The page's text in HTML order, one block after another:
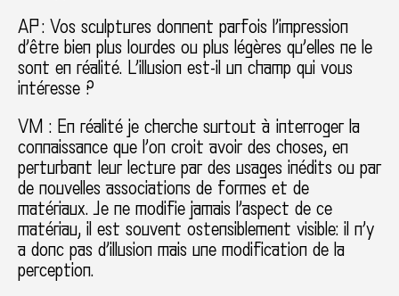
AP : Vos sculptures donnent parfois l’impression
d’être bien plus lourdes ou plus légères qu’elles ne le
sont en réalité. L’illusion est-il un champ qui vous
intéresse ?
VM : En réalité je cherche surtout à interroger la
connaissance que l’on croit avoir des choses, en
perturbant leur lecture par des usages inédits ou par
de nouvelles associations de formes et de
matériaux. Je ne modifie jamais l’aspect de ce
matériau, il est souvent ostensiblement visible: il n’y
a donc pas d’illusion mais une modification de la
perception.